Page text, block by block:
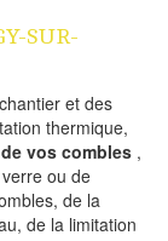
SUR-
et des
thermique,
vos combles ,
ou de
de la
de la limitation